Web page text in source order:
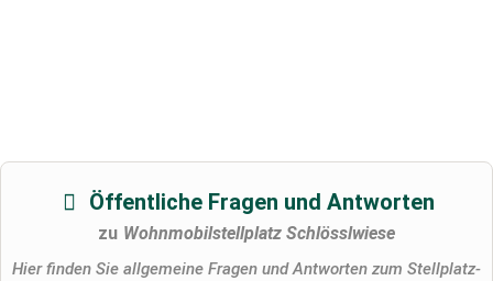
Öffentliche Fragen und Antworten
zu Wohnmobilstellplatz Schlösslwiese
Hier finden Sie allgemeine Fragen und Antworten zum Stellplatz-